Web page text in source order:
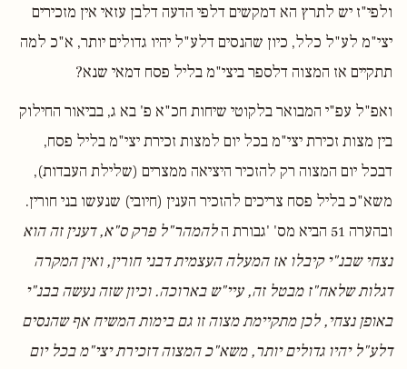
ולפי"ז יש לתרץ הא דמקשים דלפי הדעה דלבן עזאי אין מזכירים
יצי"מ לע"ל כלל, כיון שהנסים דלע"ל יהיו גדולים יותר, א"כ למה
תתקיים אז המצוה דלספר ביצי"מ בליל פסח דמאי שנא?
ואפ"ל עפ"י המבואר בלקוטי שיחות חכ"א פ' בא ג, בביאור החילוק
בין מצות זכירת יצי"מ בכל יום למצות זכירת יצי"מ בליל פסח,
דבכל יום המצוה רק להזכיר היציאה ממצרים (שלילת העבדות),
משא"כ בליל פסח צריכים להזכיר הענין (חיובי) שנעשו בני חורין.
ובהערה 51 הביא מס' 'גבורת ה
להמהר"ל פרק ס"א, דענין זה הוא
נצחי שבנ"י קיבלו אז המעלה העצמית דבני חורין, ואין המקרה
דגלות שלאח"ז מבטל זה, עיי"ש בארוכה. וכיון שזה נעשה בבנ"י
באופן נצחי, לכן מתקיימת מצוה זו גם בימות המשיח אף שהנסים
דלע"ל יהיו גדולים יותר, משא"כ המצוה דזכירת יצי"מ בכל יום